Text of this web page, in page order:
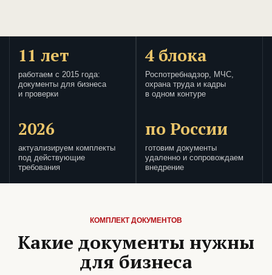
11 лет
работаем с 2015 года:
документы для бизнеса
и проверки
4 блока
Роспотребнадзор, МЧС,
охрана труда и кадры
в одном контуре
2026
актуализируем комплекты
под действующие
требования
по России
готовим документы
удаленно и сопровождаем
внедрение
КОМПЛЕКТ ДОКУМЕНТОВ
Какие документы нужны
для бизнеса